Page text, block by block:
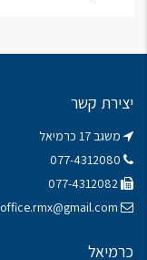
יצירת קשר
משגב 17 כרמיאל
office.rmx@gmail.com
כרמיאל